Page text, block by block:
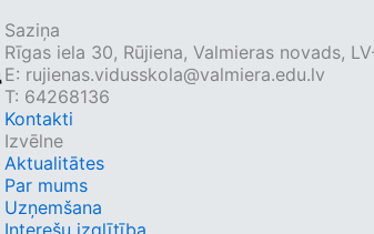
Saziņa
Rīgas iela 30, Rūjiena, Valmieras novads,
E: rujienas.vidusskola@valmiera.edu.lv
T: 64268136
Kontakti
Izvēlne
Aktualitātes
Par mums
Uzņemšana
Interešu izglītība